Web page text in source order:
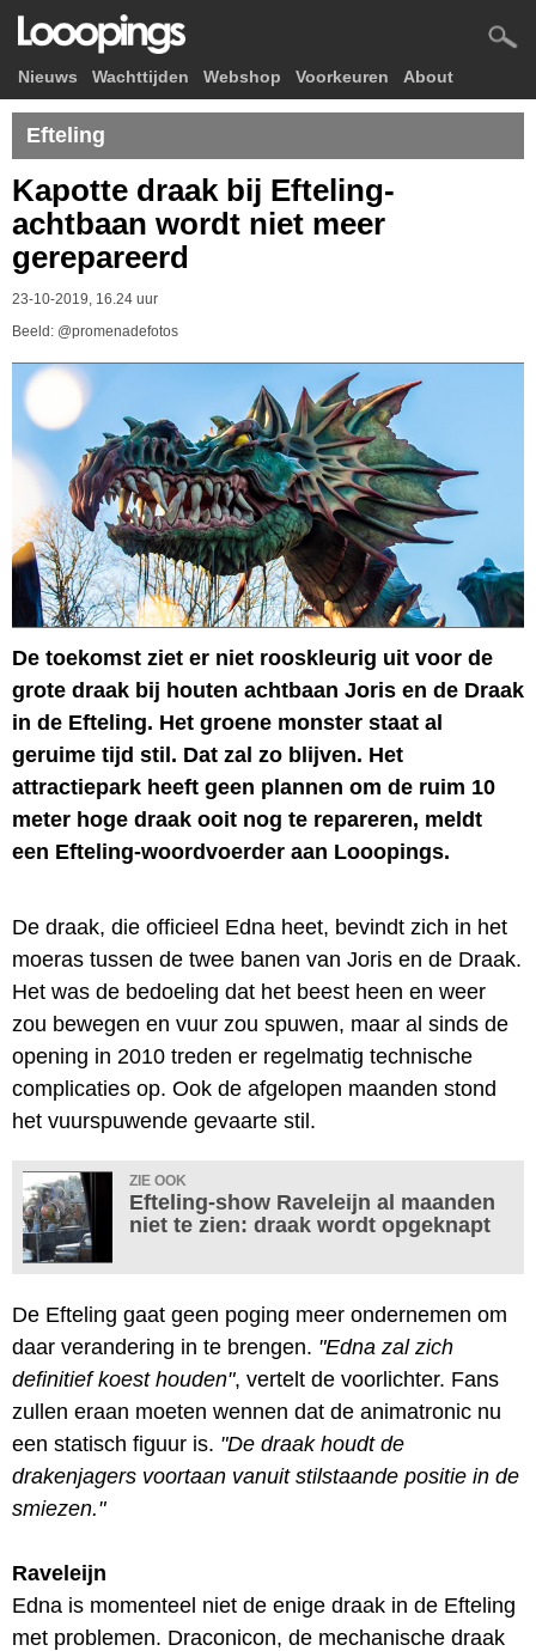
Nieuws Wachttijden Webshop Voorkeuren About
Efteling
Kapotte draak bij Efteling-
achtbaan wordt niet meer
gerepareerd
23-10-2019, 16.24 uur
Beeld: @promenadefotos
De toekomst ziet er niet rooskleurig uit voor de
grote draak bij houten achtbaan Joris en de Draak
in de Efteling. Het groene monster staat al
geruime tijd stil. Dat zal zo blijven. Het
attractiepark heeft geen plannen om de ruim 10
meter hoge draak ooit nog te repareren, meldt
een Efteling-woordvoerder aan Looopings.
De draak, die officieel Edna heet, bevindt zich in het
moeras tussen de twee banen van Joris en de Draak.
Het was de bedoeling dat het beest heen en weer
zou bewegen en vuur zou spuwen, maar al sinds de
opening in 2010 treden er regelmatig technische
complicaties op. Ook de afgelopen maanden stond
het vuurspuwende gevaarte stil.
ZIE OOK
Efteling-show Raveleijn al maanden
niet te zien: draak wordt opgeknapt
De Efteling gaat geen poging meer ondernemen om
daar verandering in te brengen. "Edna zal zich
definitief koest houden", vertelt de voorlichter. Fans
zullen eraan moeten wennen dat de animatronic nu
een statisch figuur is. "De draak houdt de
drakenjagers voortaan vanuit stilstaande positie in de
smiezen."
Raveleijn
Edna is momenteel niet de enige draak in de Efteling
met problemen. Draconicon, de mechanische draak